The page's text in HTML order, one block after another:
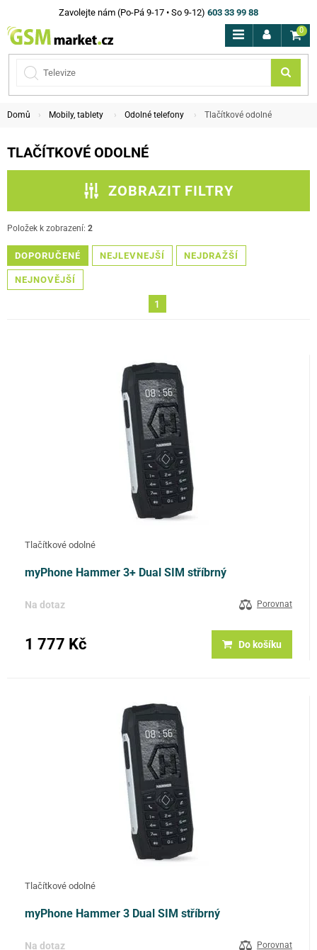
Zavolejte nám (Po-Pá 9-17 • So 9-12) 603 33 99 88
0
Domů Mobily, tablety Odolné telefony Tlačítkové odolné
TLAČÍTKOVÉ ODOLNÉ
ZOBRAZIT FILTRY
ZPĚT NA ODOLNÉ TELEFONY
PODKATEGORIE
CENA
Položek k zobrazení: 2
DOPORUČENÉ NEJLEVNEJŠÍ NEJDRAŽŠÍ
NEJNOVĚJŠÍ
1
Tlačítkové odolné
myPhone Hammer 3+ Dual SIM stříbrný
Na dotaz Porovnat
1 777 Kč Do košíku
Tlačítkové odolné
myPhone Hammer 3 Dual SIM stříbrný
Na dotaz Porovnat